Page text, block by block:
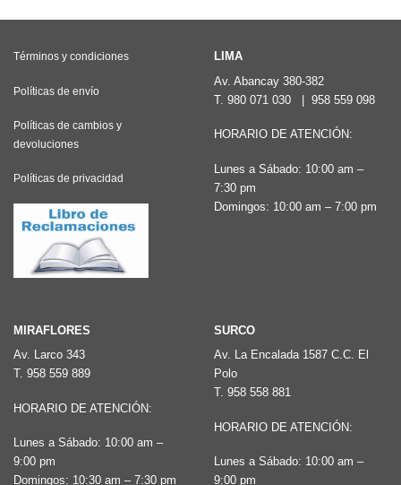
Términos y condiciones
Políticas de envío
Políticas de cambios y
devoluciones
Políticas de privacidad
LIMA
Av. Abancay 380-382
T. 980 071 030 958 559 098
HORARIO DE ATENCIÓN:
Lunes a Sábado: 10:00 am –
7:30 pm
Domingos: 10:00 am – 7:00 pm
MIRAFLORES
Av. Larco 343
T. 958 559 889
HORARIO DE ATENCIÓN:
Lunes a Sábado: 10:00 am –
9:00 pm
Domingos: 10:30 am – 7:30 pm
SURCO
Av. La Encalada 1587 C.C. El
Polo
T. 958 558 881
HORARIO DE ATENCIÓN:
Lunes a Sábado: 10:00 am –
9:00 pm